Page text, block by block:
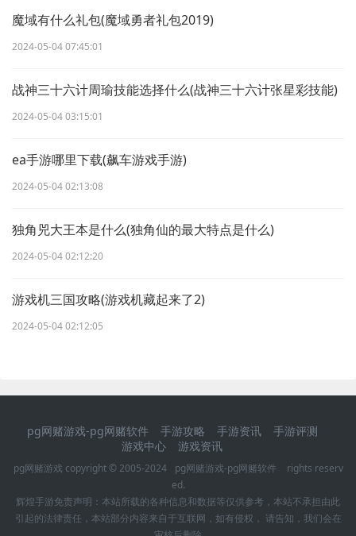
魔域有什么礼包(魔域勇者礼包2019)
2024-05-04 07:45:01
战神三十六计周瑜技能选择什么(战神三十六计张星彩技能)
2024-05-04 03:15:01
ea手游哪里下载(飙车游戏手游)
2024-05-04 02:13:08
独角兕大王本是什么(独角仙的最大特点是什么)
2024-05-04 02:12:20
游戏机三国攻略(游戏机藏起来了2)
2024-05-04 02:12:05
pg网赌游戏-pg网赌软件 手游攻略 手游资讯
手游评测
游戏中心
游戏资讯
pg网赌游戏 copyright © 2005-2024 pg网赌游戏-pg网赌软件
rights reserv
ed.
辉煌手游免责声明：本站所载的各种信息和数据等仅供参考，本站不承担由此
引起的法律责任，本站部分内容来自于互联网，如有侵权， 请告知，我们会在